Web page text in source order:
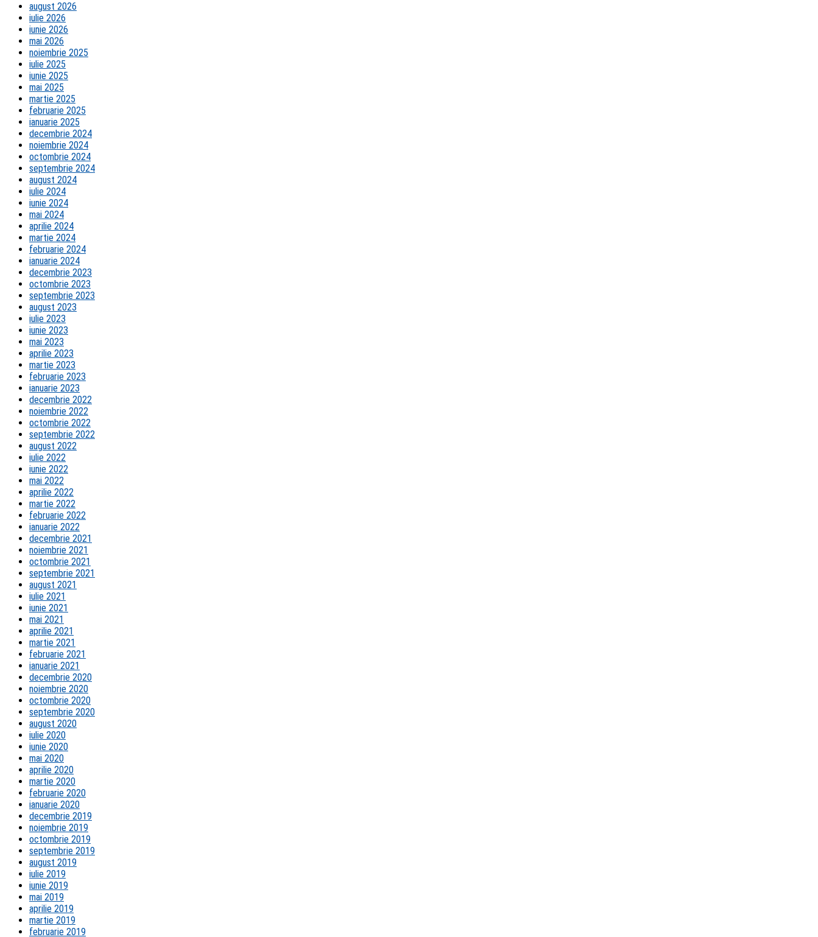
august 2026
iulie 2026
iunie 2026
mai 2026
noiembrie 2025
iulie 2025
iunie 2025
mai 2025
martie 2025
februarie 2025
ianuarie 2025
decembrie 2024
noiembrie 2024
octombrie 2024
septembrie 2024
august 2024
iulie 2024
iunie 2024
mai 2024
aprilie 2024
martie 2024
februarie 2024
ianuarie 2024
decembrie 2023
octombrie 2023
septembrie 2023
august 2023
iulie 2023
iunie 2023
mai 2023
aprilie 2023
martie 2023
februarie 2023
ianuarie 2023
decembrie 2022
noiembrie 2022
octombrie 2022
septembrie 2022
august 2022
iulie 2022
iunie 2022
mai 2022
aprilie 2022
martie 2022
februarie 2022
ianuarie 2022
decembrie 2021
noiembrie 2021
octombrie 2021
septembrie 2021
august 2021
iulie 2021
iunie 2021
mai 2021
aprilie 2021
martie 2021
februarie 2021
ianuarie 2021
decembrie 2020
noiembrie 2020
octombrie 2020
septembrie 2020
august 2020
iulie 2020
iunie 2020
mai 2020
aprilie 2020
martie 2020
februarie 2020
ianuarie 2020
decembrie 2019
noiembrie 2019
octombrie 2019
septembrie 2019
august 2019
iulie 2019
iunie 2019
mai 2019
aprilie 2019
martie 2019
februarie 2019